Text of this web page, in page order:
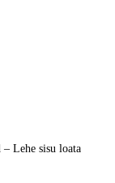
Lehe sisu loata